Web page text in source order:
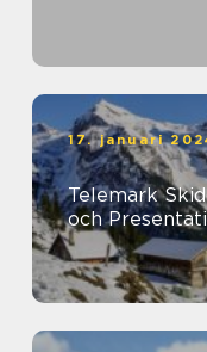
17. januari
Telemark
och